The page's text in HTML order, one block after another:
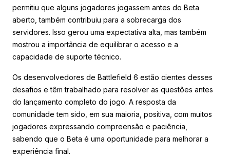
permitiu que alguns jogadores jogassem antes do Beta
aberto, também contribuiu para a sobrecarga dos
servidores. Isso gerou uma expectativa alta, mas também
mostrou a importância de equilibrar o acesso e a
capacidade de suporte técnico.
Os desenvolvedores de Battlefield 6 estão cientes desses
desafios e têm trabalhado para resolver as questões antes
do lançamento completo do jogo. A resposta da
comunidade tem sido, em sua maioria, positiva, com muitos
jogadores expressando compreensão e paciência,
sabendo que o Beta é uma oportunidade para melhorar a
experiência final.